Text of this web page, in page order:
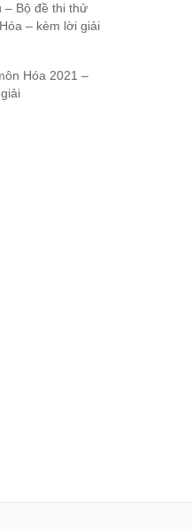
– Bộ đề thi thử
– kèm lời giải
Hóa 2021 –